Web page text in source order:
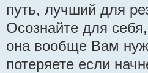
путь, лучший для
Осознайте для
она вообще Вам
потеряете если